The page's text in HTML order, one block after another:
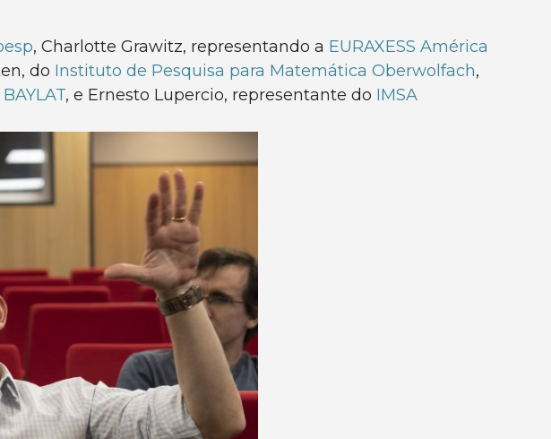
, Charlotte Grawitz, representando a EURAXESS América
do Instituto de Pesquisa para Matemática Oberwolfach,
BAYLAT, e Ernesto Lupercio, representante do IMSA